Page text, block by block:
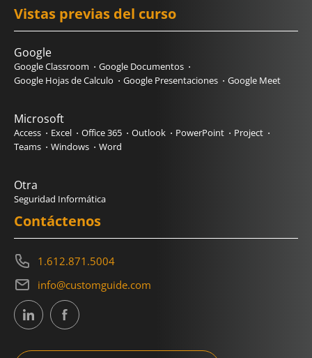
Vistas previas del curso
Google
Google Classroom
Google Documentos
Google Hojas de Calculo
Google Presentaciones Google Meet
Microsoft
Access Excel Office 365 Outlook PowerPoint
Project
Teams
Windows Word
Otra
Seguridad Informática
Contáctenos
1.612.871.5004
info@customguide.com